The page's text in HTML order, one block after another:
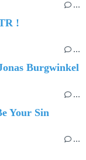
…
!
…
Burgwinkel
…
Your Sin
…